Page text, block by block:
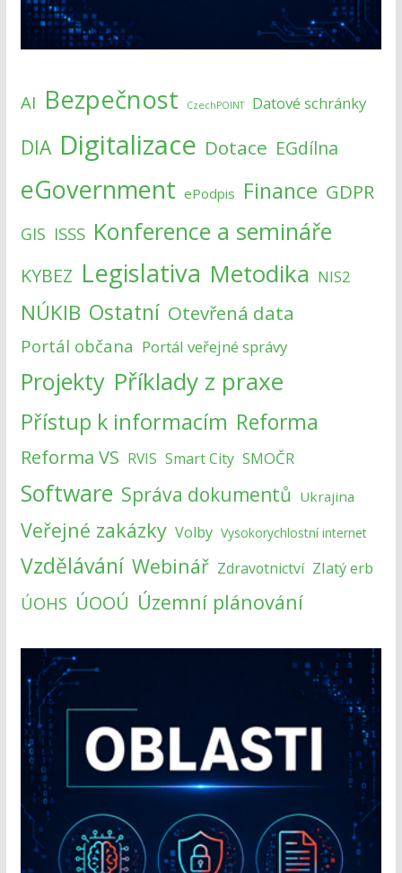
AI Bezpečnost CzechPOINT Datové schránky
DIA Digitalizace Dotace EGdílna
eGovernment ePodpis Finance GDPR
GIS ISSS Konference a semináře
KYBEZ Legislativa Metodika NIS2
NÚKIB Ostatní Otevřená data
Portál občana Portál veřejné správy
Projekty Příklady z praxe
Přístup k informacím Reforma
Reforma VS RVIS Smart City SMOČR
Software Správa dokumentů Ukrajina
Veřejné zakázky Volby Vysokorychlostní internet
Vzdělávání Webinář Zdravotnictví Zlatý erb
ÚOHS ÚOOÚ Územní plánování